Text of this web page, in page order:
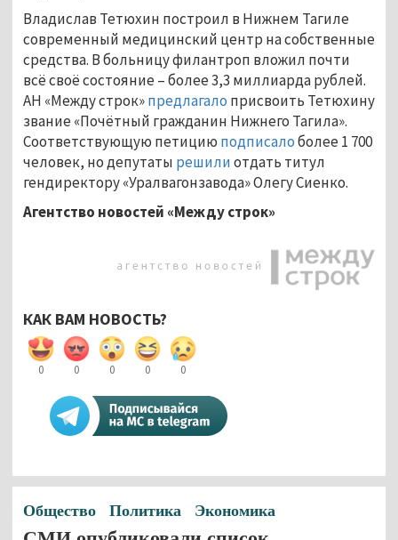
Владислав Тетюхин построил в Нижнем Тагиле
современный медицинский центр на собственные
средства. В больницу филантроп вложил почти
всё своё состояние – более 3,3 миллиарда рублей.
АН «Между строк»предлагало присвоить Тетюхину
звание «Почётный гражданин Нижнего Тагила».
Соответствующую петицию подписалоболее 1 700
человек, но депутаты решилиотдать титул
гендиректору «Уралвагонзавода» Олегу Сиенко.
Агентство новостей «Между строк»
КАК ВАМ НОВОСТЬ?
0 0 0 0 0
Общество Политика Экономика